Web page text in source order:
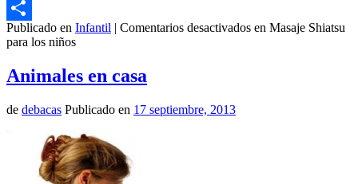
Email
Compartir
Publicado en Infantil | Comentarios desactivados en Masaje Shiatsu
para los niños
Animales en casa
de debacas Publicado en 17 septiembre, 2013